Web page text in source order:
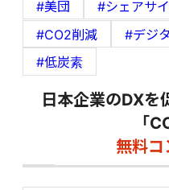
#美団 #シェアサ
#CO2削減
#デジ
#低炭素
日本企業のDXを
「
無料コ